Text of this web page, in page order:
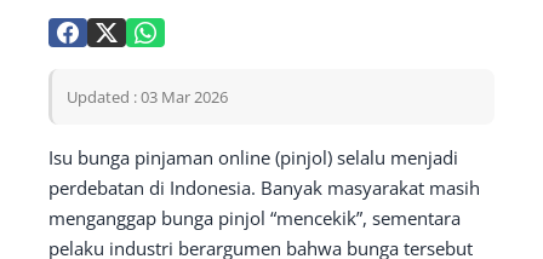
Updated : 03 Mar 2026
Isu bunga pinjaman online (pinjol) selalu menjadi
perdebatan di Indonesia. Banyak masyarakat masih
menganggap bunga pinjol “mencekik”, sementara
pelaku industri berargumen bahwa bunga tersebut